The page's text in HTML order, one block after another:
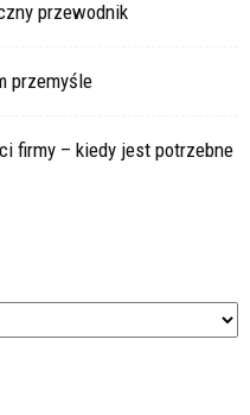
przewodnik
przemyśle
firmy – kiedy jest potrzebne